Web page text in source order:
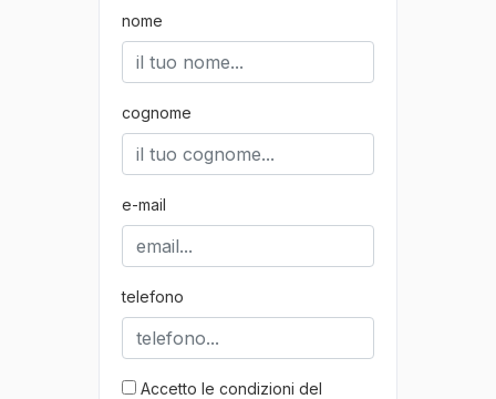
nome
cognome
e-mail
telefono
Accetto le condizioni del